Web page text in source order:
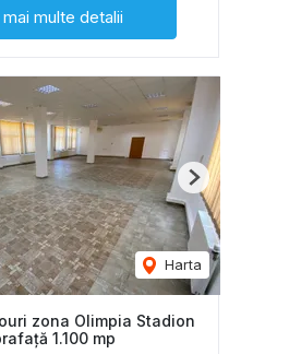
multe detalii
Harta
Next
zona Olimpia Stadion
1.100 mp